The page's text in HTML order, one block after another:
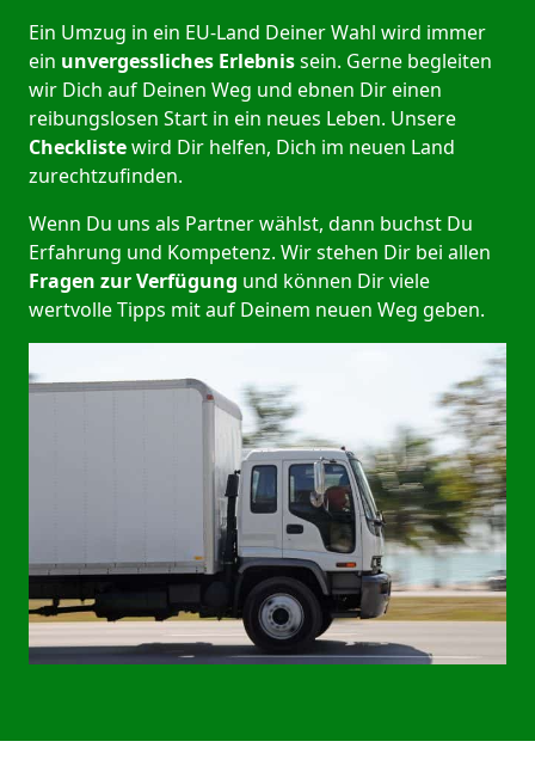
Ein Umzug in ein EU-Land Deiner Wahl wird immer
ein unvergessliches Erlebnissein. Gerne begleiten
wir Dich auf Deinen Weg und ebnen Dir einen
reibungslosen Start in ein neues Leben. Unsere
Checklistewird Dir helfen, Dich im neuen Land
zurechtzufinden.
Wenn Du uns als Partner wählst, dann buchst Du
Erfahrung und Kompetenz. Wir stehen Dir bei allen
Fragen zur Verfügung und können Dir viele
wertvolle Tipps mit auf Deinem neuen Weg geben.